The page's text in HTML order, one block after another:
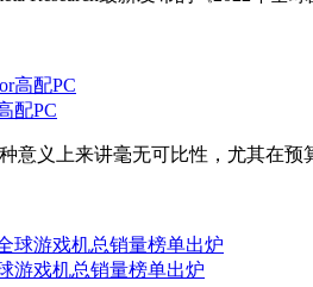
配PC
意义上来讲毫无可比性，尤其在
游戏机总销量榜单出炉